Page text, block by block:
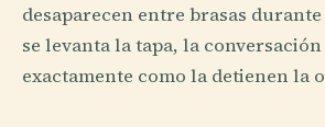
desaparecen entre brasas
se levanta la tapa, la
exactamente como la detienen la